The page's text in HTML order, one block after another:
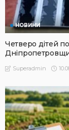
НОВИНИ
Четверо дітей
Superadmin